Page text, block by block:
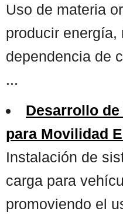
Uso de materia
producir energía,
dependencia de
...
Desarrollo
para Movilidad
Instalación de
carga para
promoviendo el